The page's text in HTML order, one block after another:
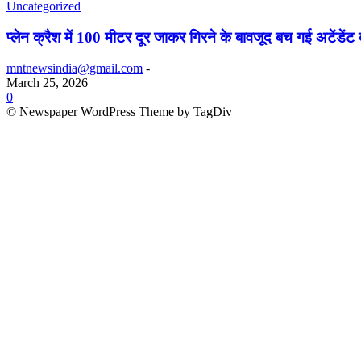
Uncategorized
प्लेन क्रैश में 100 मीटर दूर जाकर गिरने के बावजूद बच गई अटेंडेंट
mntnewsindia@gmail.com -
March 25, 2026
0
© Newspaper WordPress Theme by TagDiv